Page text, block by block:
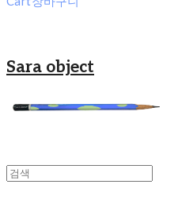
Sara object